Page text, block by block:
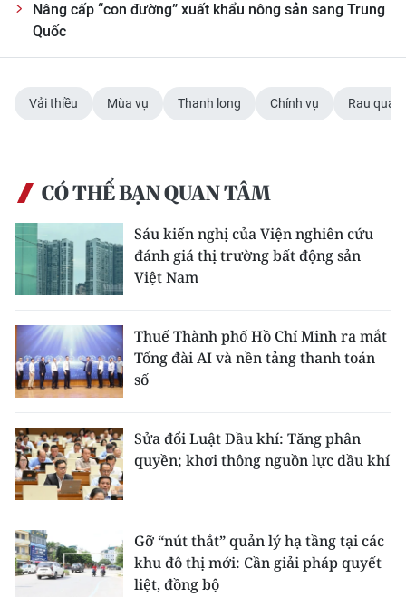
Nâng cấp “con đường” xuất khẩu nông sản sang Trung
Quốc
Vải thiều Mùa vụ Thanh long Chính vụ Rau quả
CÓ THỂ BẠN QUAN TÂM
Sáu kiến nghị của Viện nghiên cứu
đánh giá thị trường bất động sản
Việt Nam
Thuế Thành phố Hồ Chí Minh ra mắt
Tổng đài AI và nền tảng thanh toán
số
Sửa đổi Luật Dầu khí: Tăng phân
quyền; khơi thông nguồn lực dầu khí
Gỡ “nút thắt” quản lý hạ tầng tại các
khu đô thị mới: Cần giải pháp quyết
liệt, đồng bộ